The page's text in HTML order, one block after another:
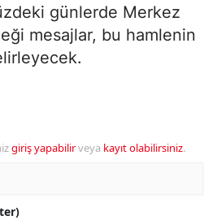
günlerde Merkez
mesajlar, bu hamlenin
giriş yapabilirveya kayıt olabilirsiniz.